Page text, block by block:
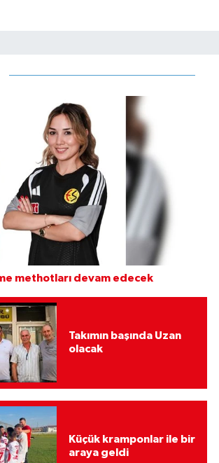
methotları devam edecek
Takımın başında Uzan
olacak
Küçük kramponlar ile bir
araya geldi